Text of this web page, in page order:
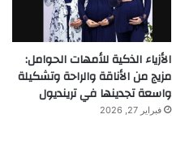
الأزياء الذكية للأمهات الحوامل:
مزيج من الأناقة والراحة وتشكيلة
واسعة تجدينها في ترينديول
فبراير 27, 2026